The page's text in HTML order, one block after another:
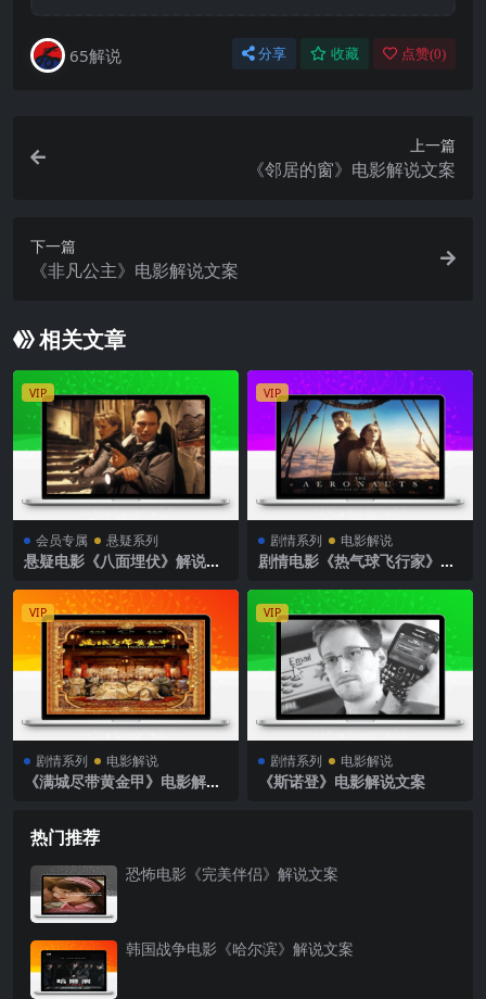
65解说 分享 收藏 点赞(0)
上一篇
《邻居的窗》电影解说文案
下一篇
《非凡公主》电影解说文案
相关文章
VIP
会员专属 悬疑系列
悬疑电影《八面埋伏》解说文
VIP
剧情系列 电影解说
剧情电影《热气球飞行家》解
VIP
剧情系列 电影解说
《满城尽带黄金甲》电影解说
VIP
剧情系列 电影解说
《斯诺登》电影解说文案
热门推荐
恐怖电影《完美伴侣》解说文案
韩国战争电影《哈尔滨》解说文案